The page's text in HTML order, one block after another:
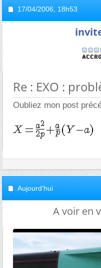
17/04/2006, 18h53
Re : EXO :
Oubliez mon post
Aujourd'hui
A voir en